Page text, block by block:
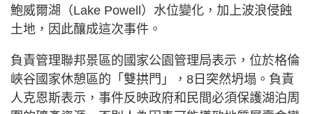
鮑威爾湖（Lake Powell）水位變化，加上波浪侵蝕
土地，因此釀成這次事件。
負責管理聯邦景區的國家公園管理局表示，位於格倫
峽谷國家休憩區的「雙拱門」，8日突然坍塌。負責
人克恩斯表示，事件反映政府和民間必須保護湖泊周